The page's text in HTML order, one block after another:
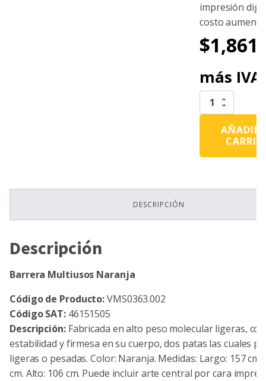
impresión
costo
$
más IVA
Barrera
Multiusos
cantidadAÑADIR
DESCRIPCIÓN
Descripción
Barrera Multiusos Naranja
Código de Producto:VMS0363.002
Código SAT:46151505
Descripción:Fabricada en alto peso molecular ligeras, con
estabilidad y firmesa en su cuerpo, dos patas las cuales
ligeras o pesadas. Color: Naranja. Medidas: Largo: 157 cm.
cm. Alto: 106 cm. Puede incluir arte central por cara